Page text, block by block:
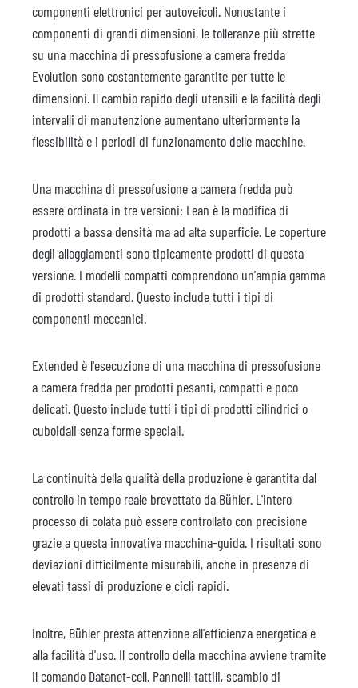
componenti elettronici per autoveicoli. Nonostante i
componenti di grandi dimensioni, le tolleranze più strette
su una macchina di pressofusione a camera fredda
Evolution sono costantemente garantite per tutte le
dimensioni. Il cambio rapido degli utensili e la facilità degli
intervalli di manutenzione aumentano ulteriormente la
flessibilità e i periodi di funzionamento delle macchine.
Una macchina di pressofusione a camera fredda può
essere ordinata in tre versioni: Lean è la modifica di
prodotti a bassa densità ma ad alta superficie. Le coperture
degli alloggiamenti sono tipicamente prodotti di questa
versione. I modelli compatti comprendono un'ampia gamma
di prodotti standard. Questo include tutti i tipi di
componenti meccanici.
Extended è l'esecuzione di una macchina di pressofusione
a camera fredda per prodotti pesanti, compatti e poco
delicati. Questo include tutti i tipi di prodotti cilindrici o
cuboidali senza forme speciali.
La continuità della qualità della produzione è garantita dal
controllo in tempo reale brevettato da Bühler. L'intero
processo di colata può essere controllato con precisione
grazie a questa innovativa macchina-guida. I risultati sono
deviazioni difficilmente misurabili, anche in presenza di
elevati tassi di produzione e cicli rapidi.
Inoltre, Bühler presta attenzione all'efficienza energetica e
alla facilità d'uso. Il controllo della macchina avviene tramite
il comando Datanet-cell. Pannelli tattili, scambio di